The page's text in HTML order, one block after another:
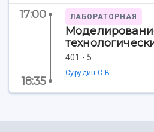
Ботанический сад
Умный дом бабочек
Международный
Сведения об
Официальные документы
17:00
18:35
ЛАБОРАТОРНАЯ
401 - 5
Сурудин С.В.